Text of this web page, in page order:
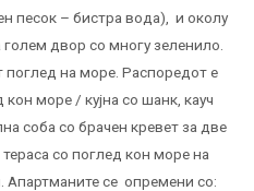
песок – бистра вода), и околу
двор со многу зеленило.
поглед на море. Распоредот е
море / кујна со шанк, кауч
соба со брачен кревет за две
со поглед кон море на
Апартманите се опремени со: